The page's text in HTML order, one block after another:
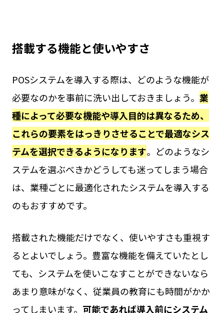
搭載する機能と使いやすさ
POSシステムを導入する際は、どのような機能が
必要なのかを事前に洗い出しておきましょう。 業
種によって必要な機能や導入目的は異なるため、
これらの要素をはっきりさせることで最適なシス
テムを選択できるようになります。どのようなシ
ステムを選ぶべきかどうしても迷ってしまう場合
は、業種ごとに最適化されたシステムを導入する
のもおすすめです。
搭載された機能だけでなく、使いやすさも重視す
るとよいでしょう。豊富な機能を備えていたとし
ても、システムを使いこなすことができないなら
あまり意味がなく、従業員の教育にも時間がかか
ってしまいます。 可能であれば導入前にシステム